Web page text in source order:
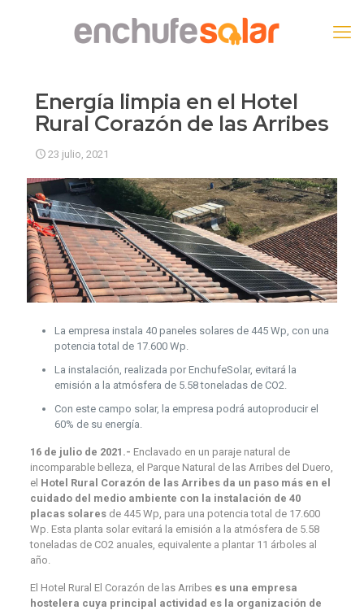
Energía limpia en el Hotel
Rural Corazón de las Arribes
23 julio, 2021
La empresa instala 40 paneles solares de 445 Wp, con una
potencia total de 17.600 Wp.
La instalación, realizada por EnchufeSolar, evitará la
emisión a la atmósfera de 5.58 toneladas de CO2.
Con este campo solar, la empresa podrá autoproducir el
60% de su energía.
16 de julio de 2021.- Enclavado en un paraje natural de
incomparable belleza, el Parque Natural de las Arribes del Duero,
el Hotel Rural Corazón de las Arribes da un paso más en el
cuidado del medio ambiente con la instalación de 40
placas solares de 445 Wp, para una potencia total de 17.600
Wp. Esta planta solar evitará la emisión a la atmósfera de 5.58
toneladas de CO2 anuales, equivalente a plantar 11 árboles al
año.
El Hotel Rural El Corazón de las Arribeses una empresa
hostelera cuya principal actividad es la organización de